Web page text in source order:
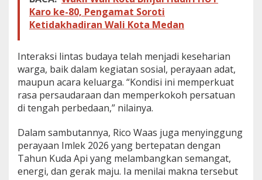
Karo ke-80, Pengamat Soroti
Ketidakhadiran Wali Kota Medan
Interaksi lintas budaya telah menjadi keseharian
warga, baik dalam kegiatan sosial, perayaan adat,
maupun acara keluarga. “Kondisi ini memperkuat
rasa persaudaraan dan memperkokoh persatuan
di tengah perbedaan,” nilainya.
Dalam sambutannya, Rico Waas juga menyinggung
perayaan Imlek 2026 yang bertepatan dengan
Tahun Kuda Api yang melambangkan semangat,
energi, dan gerak maju. Ia menilai makna tersebut